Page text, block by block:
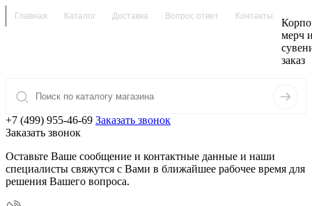
Главная Каталог Доставка Вопрос ответ Контакты
мерч
заказ
+7 (499) 955-46-69 Заказать звонок
Заказать звонок
Оставьте Ваше сообщение и контактные данные и наши
специалисты свяжутся с Вами в ближайшее рабочее время для
решения Вашего вопроса.